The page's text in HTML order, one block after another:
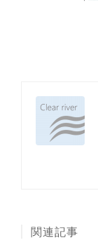
関連記事